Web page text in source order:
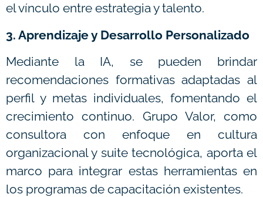
el vínculo entre estrategia y talento.
3. Aprendizaje y Desarrollo Personalizado
Mediante la IA, se pueden brindar
recomendaciones formativas adaptadas al
perfil y metas individuales, fomentando el
crecimiento continuo. Grupo Valor, como
consultora con enfoque en cultura
organizacional y suite tecnológica, aporta el
marco para integrar estas herramientas en
los programas de capacitación existentes.